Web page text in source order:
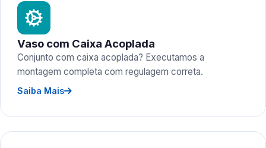
Vaso com Caixa Acoplada
Conjunto com caixa acoplada? Executamos a
montagem completa com regulagem correta.
Saiba Mais